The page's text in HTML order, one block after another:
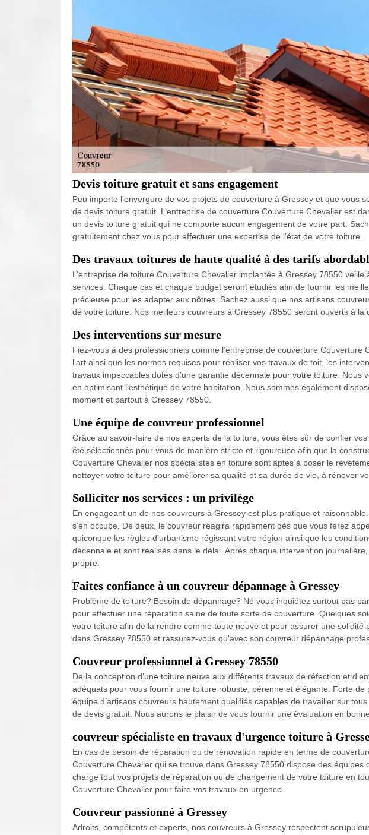
Devis toiture gratuit et sans engagement
Peu importe l’envergure de vos projets de couverture à Gressey et que
de devis toiture gratuit. L’entreprise de couverture Couverture Chevalier est
un devis toiture gratuit qui ne comporte aucun engagement de votre part.
gratuitement chez vous pour effectuer une expertise de l’état de votre toiture.
Des travaux toitures de haute qualité à des tarifs
L’entreprise de toiture Couverture Chevalier implantée à Gressey 78550
services. Chaque cas et chaque budget seront étudiés afin de fournir les
précieuse pour les adapter aux nôtres. Sachez aussi que nos artisans
de votre toiture. Nos meilleurs couvreurs à Gressey 78550 seront ouverts à
Des interventions sur mesure
Fiez-vous à des professionnels comme l’entreprise de couverture
l'art ainsi que les normes requises pour réaliser vos travaux de toit, les
travaux impeccables dotés d’une garantie décennale pour votre toiture.
en optimisant l’esthétique de votre habitation. Nous sommes également
moment et partout à Gressey 78550.
Une équipe de couvreur professionnel
Grâce au savoir-faire de nos experts de la toiture, vous êtes sûr de confier
été sélectionnés pour vous de manière stricte et rigoureuse afin que la
Couverture Chevalier nos spécialistes en toiture sont aptes à poser le
nettoyer votre toiture pour améliorer sa qualité et sa durée de vie, à rénover
Solliciter nos services : un privilège
En engageant un de nos couvreurs à Gressey est plus pratique et
s’en occupe. De deux, le couvreur réagira rapidement dès que vous ferez
quiconque les règles d’urbanisme régissant votre région ainsi que les
décennale et sont réalisés dans le délai. Après chaque intervention
propre.
Faites confiance à un couvreur dépannage à Gressey
Problème de toiture? Besoin de dépannage? Ne vous inquiétez surtout pas
pour effectuer une réparation saine de toute sorte de couverture. Quelques
votre toiture afin de la rendre comme toute neuve et pour assurer une
dans Gressey 78550 et rassurez-vous qu'avec son couvreur dépannage
Couvreur professionnel à Gressey 78550
De la conception d’une toiture neuve aux différents travaux de réfection et
adéquats pour vous fournir une toiture robuste, pérenne et élégante. Forte
équipe d’artisans couvreurs hautement qualifiés capables de travailler sur
de devis gratuit. Nous aurons le plaisir de vous fournir une évaluation en
couvreur spécialiste en travaux d'urgence toiture à
En cas de besoin de réparation ou de rénovation rapide en terme de
Couverture Chevalier qui se trouve dans Gressey 78550 dispose des
charge tout vos projets de réparation ou de changement de votre toiture en
Couverture Chevalier pour faire vos travaux en urgence.
Couvreur passionné à Gressey
Adroits, compétents et experts, nos couvreurs à Gressey respectent